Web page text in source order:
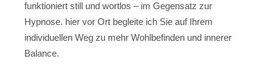
funktioniert still und wortlos – im Gegensatz zur
Hypnose. hier vor Ort begleite ich Sie auf Ihrem
individuellen Weg zu mehr Wohlbefinden und innerer
Balance.